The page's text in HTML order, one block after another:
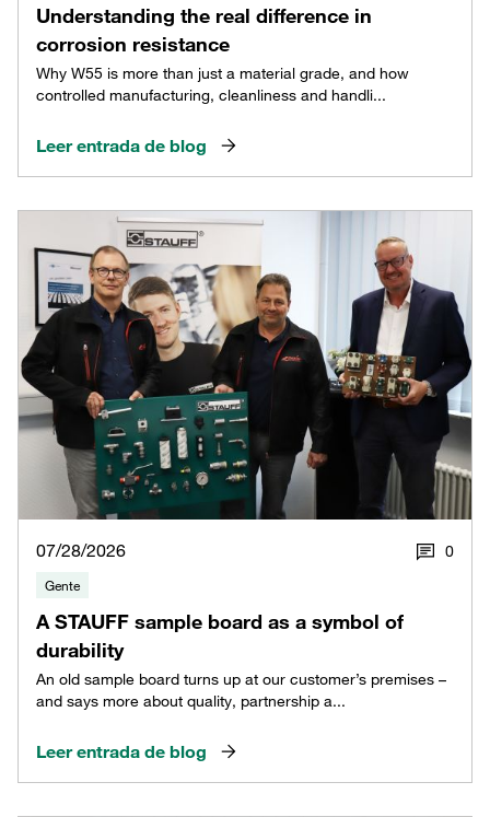
Understanding the real difference in
corrosion resistance
Why W55 is more than just a material grade, and how
controlled manufacturing, cleanliness and handli...
Leer entrada de blog
07/28/2026 0
Gente
A STAUFF sample board as a symbol of
durability
An old sample board turns up at our customer’s premises –
and says more about quality, partnership a...
Leer entrada de blog